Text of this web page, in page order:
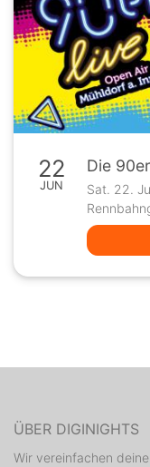
22
JUN
Die
Sat. 22.
ÜBER DIGINIGHTS
Wir vereinfachen